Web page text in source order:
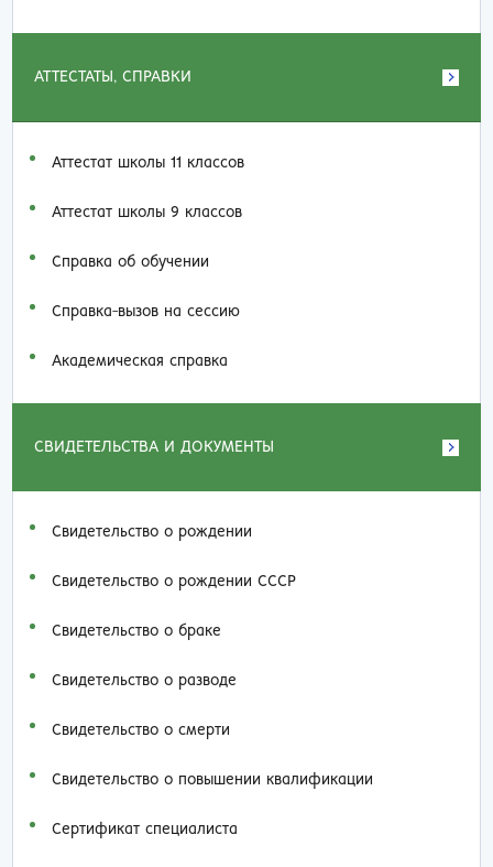
АТТЕСТАТЫ, СПРАВКИ
Аттестат школы 11 классов
Аттестат школы 9 классов
Справка об обучении
Справка-вызов на сессию
Академическая справка
СВИДЕТЕЛЬСТВА И ДОКУМЕНТЫ
Свидетельство о рождении
Свидетельство о рождении СССР
Свидетельство о браке
Свидетельство о разводе
Свидетельство о смерти
Свидетельство о повышении квалификации
Сертификат специалиста